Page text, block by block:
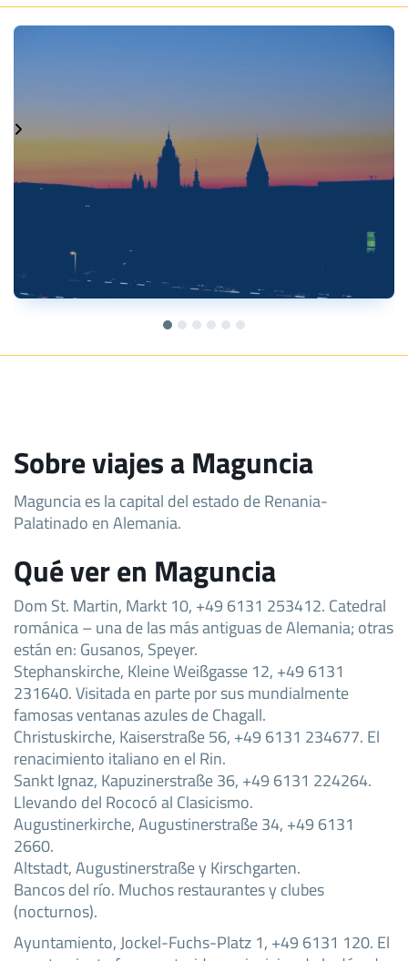
Sobre viajes a Maguncia
Maguncia es la capital del estado de Renania-
Palatinado en Alemania.
Qué ver en Maguncia
Dom St. Martin, Markt 10, +49 6131 253412. Catedral
románica – una de las más antiguas de Alemania; otras
están en: Gusanos, Speyer.
Stephanskirche, Kleine Weißgasse 12, +49 6131
231640. Visitada en parte por sus mundialmente
famosas ventanas azules de Chagall.
Christuskirche, Kaiserstraße 56, +49 6131 234677. El
renacimiento italiano en el Rin.
Sankt Ignaz, Kapuzinerstraße 36, +49 6131 224264.
Llevando del Rococó al Clasicismo.
Augustinerkirche, Augustinerstraße 34, +49 6131
2660.
Altstadt, Augustinerstraße y Kirschgarten.
Bancos del río. Muchos restaurantes y clubes
(nocturnos).
Ayuntamiento, Jockel-Fuchs-Platz 1, +49 6131 120. El